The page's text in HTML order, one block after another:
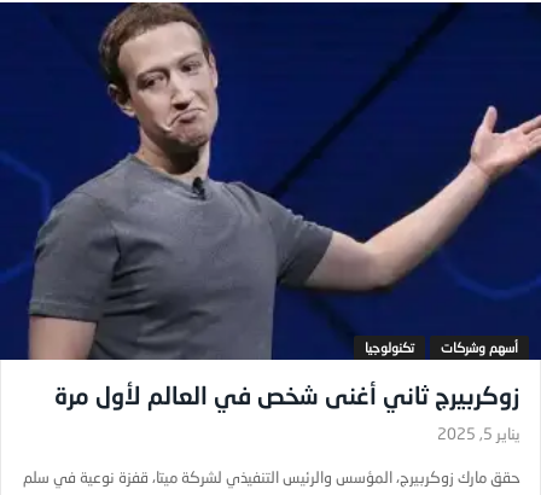
أسهم وشركات تكنولوجيا
زوكربيرج ثاني أغنى شخص في العالم لأول مرة
يناير 5, 2025
حقق مارك زوكربيرج، المؤسس والرئيس التنفيذي لشركة ميتا، قفزة نوعية في سلم